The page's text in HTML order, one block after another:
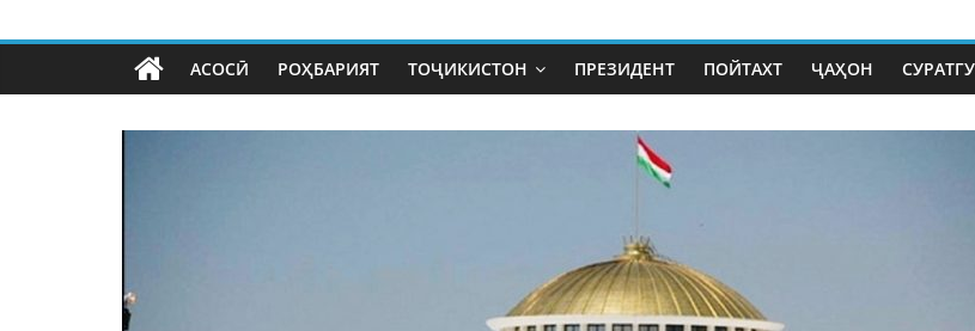
АСОСӢ РОҲБАРИЯТ ТОҶИКИСТОН ПРЕЗИДЕНТ ПОЙТАХТ ҶАҲОН